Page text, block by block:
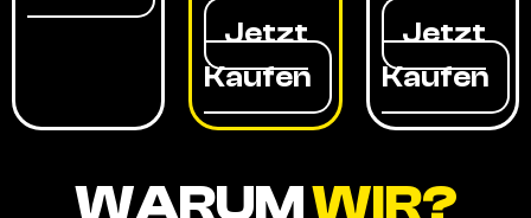
Jetzt
Kaufen
Jetzt
Kaufen
WARUMWIR?